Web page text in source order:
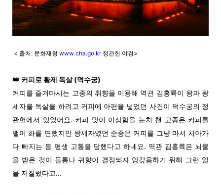
< 출처: 문화재청 www.cha.go.kr정관헌 야경>
👑 커피로 황제 독살(덕수궁)
커피를 즐겨마시는 고종의 취향을 이용해 역관 김홍륙이 왕과 왕
세자를 독살을 하려고 커피에 아편을 넣었던 사건이 덕수궁의 정
관헌에서 있었어요. 커피 맛이 이상함을 눈치 챈 고종은 커피를
뱉어 화를 면했지만 왕세자였던 순종은 커피를 그냥 마셔 치아가
다 빠지는 등 평생 고통을 당했다고 하네요. 역관 김홍륙은 뇌물
을 받은 것이 들통나 귀향이 결정되자 앙갚음하기 위해 그런 일
을 저질렀다고...